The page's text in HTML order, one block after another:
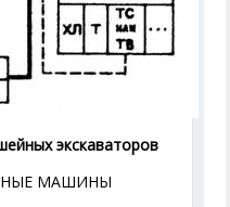
экскаваторов
МАШИНЫ